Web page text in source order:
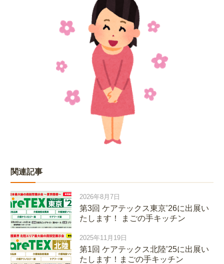
関連記事
2026年8月7日
第3回 ケアテックス東京’26に出展い
たします！ まごの手キッチン
2025年11月19日
第1回 ケアテックス北陸’25に出展い
たします！まごの手キッチン